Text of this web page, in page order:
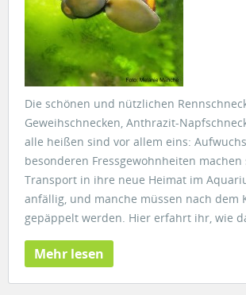
Die schönen und nützlichen
Geweihschnecken, Anthrazit-
alle heißen sind vor allem eins:
besonderen Fressgewohnheiten machen
Transport in ihre neue Heimat im
anfällig, und manche müssen nach dem
gepäppelt werden. Hier erfahrt ihr, wie
Mehr lesen